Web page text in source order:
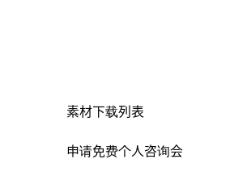
申请免费个人咨询会
素材下载列表